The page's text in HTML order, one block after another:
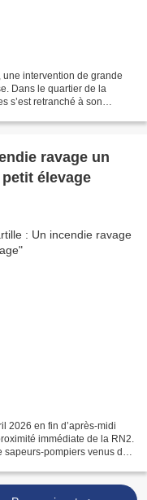
intervention de grande
Dans le quartier de la
s’est retranché à son
ravage un
élevage
2026 en fin d’après-midi
immédiate de la RN2.
pompiers venus des